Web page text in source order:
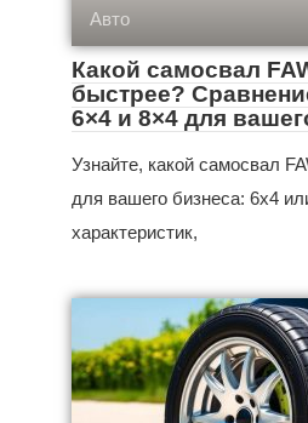
Авто
Какой самосвал
быстрее?
6×4 и 8×4 для
Узнайте, какой самосвал
для вашего бизнеса: 6x4
характеристик,